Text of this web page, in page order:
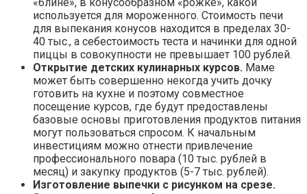
«блине», в конусообразном «рожке», какой
используется для мороженного. Стоимость печи
для выпекания конусов находится в пределах 30-
40 тыс., а себестоимость теста и начинки для одной
пиццы в совокупности не превышает 100 рублей.
Открытие детских кулинарных курсов. Маме
может быть совершенно некогда учить дочку
готовить на кухне и поэтому совместное
посещение курсов, где будут предоставлены
базовые основы приготовления продуктов питания
могут пользоваться спросом. К начальным
инвестициям можно отнести привлечение
профессионального повара (10 тыс. рублей в
месяц) и закупку продуктов (5-7 тыс. рублей).
Изготовление выпечки с рисунком на срезе.